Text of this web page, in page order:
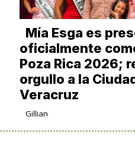
Mía Esga es
oficialmente
Poza Rica 2026;
orgullo a la
Veracruz
Gillian